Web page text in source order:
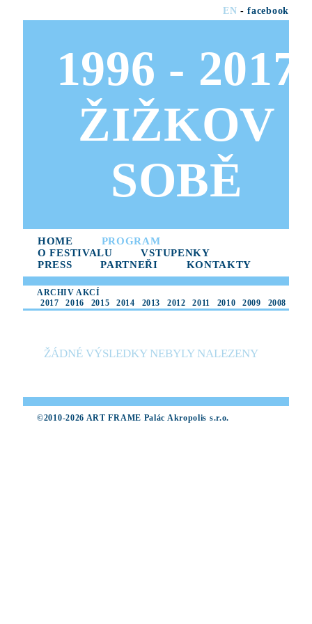
EN -facebook
1996 - 2017
ŽIŽKOV
SOBĚ
HOME
PROGRAM
O FESTIVALU
VSTUPENKY
PRESS
PARTNEŘI KONTAKTY
ARCHIV AKCÍ
2017
2016 2015 2014 2013 2012 2011 2010 2009 2008
ŽÁDNÉ VÝSLEDKY NEBYLY NALEZENY
©2010-2026 ART FRAME Palác Akropolis s.r.o.